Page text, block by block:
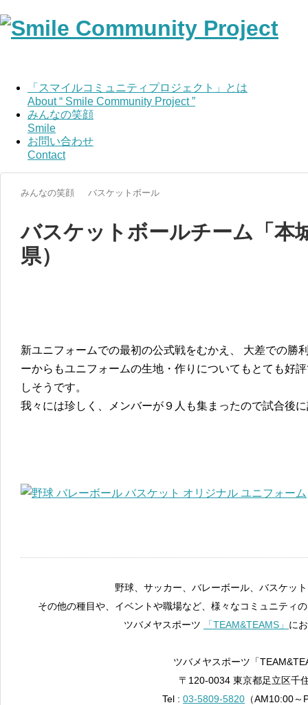
「スマイルコミュニティプロジェクト」とは
About “ Smile Community Project ”
みんなの笑顔
Smile
お問い合わせ
Contact
みんなの笑顔 バスケットボール
バスケットボールチーム「本
県）
新ユニフォームでの最初の公式戦をむかえ、 大差での勝
ーからもユニフォームの生地・作りについてもとても好
しそうです。
我々には珍しく、メンバーが９人も集まったので試合後
野球、サッカー、バレーボール、バスケッ
その他の種目や、イベントや職場など、様々なコミュニティ
ツバメヤスポーツ
「TEAM&TEAMS」 に
ツバメヤスポーツ「
〒120-0034 東京都足立区千
Tel : 03-5809-5820 （AM10:00